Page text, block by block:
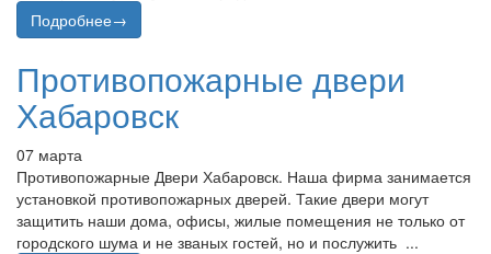
Подробнее→
Противопожарные двери
Хабаровск
07 марта
Противопожарные Двери Хабаровск. Наша фирма занимается
установкой противопожарных дверей. Такие двери могут
защитить наши дома, офисы, жилые помещения не только от
городского шума и не званых гостей, но и послужить ...